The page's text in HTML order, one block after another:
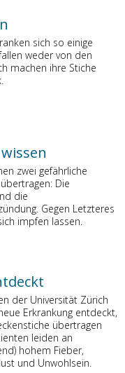
sich so einige
weder von den
machen ihre Stiche
zwei gefährliche
Die
die
Gegen Letzteres
impfen lassen.
der Universität Zürich
Erkrankung entdeckt,
übertragen
leiden an
hohem Fieber,
und Unwohlsein.